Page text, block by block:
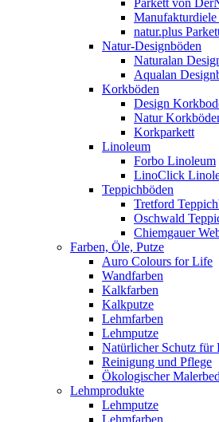
Parkett von
natur.plus
Natur-Designböden
Naturalan
Aqualan
Korkböden
Design
Natur
Korkparkett
Linoleum
Forbo Linoleum
LinoClick
Teppichböden
Tretford
Oschwald
Chiemgauer
Farben, Öle, Putze
Auro Colours for Life
Wandfarben
Kalkfarben
Kalkputze
Lehmfarben
Lehmputze
Natürlicher Schutz
Reinigung und Pflege
Ökologischer
Lehmprodukte
Lehmputze
Lehmfarben